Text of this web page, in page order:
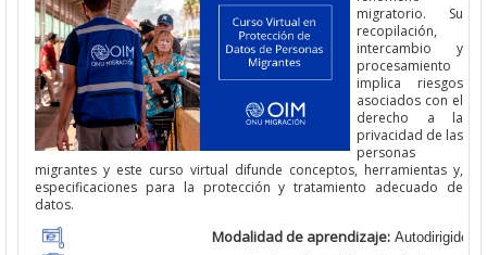
migratorio. Su
recopilación,
intercambio y
procesamiento
implica riesgos
asociados con el
derecho a la
privacidad de las
personas
migrantes y este curso virtual difunde conceptos, herramientas y,
especificaciones para la protección y tratamiento adecuado de
datos.
Modalidad de aprendizaje: Autodirigido